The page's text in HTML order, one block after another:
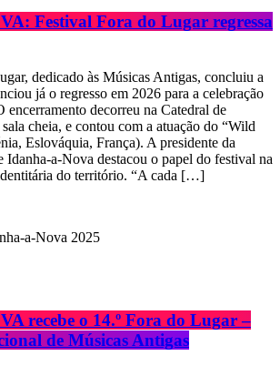
Festival Fora do Lugar regressa
dedicado às Músicas Antigas, concluiu a
já o regresso em 2026 para a celebração
encerramento decorreu na Catedral de
cheia, e contou com a atuação do “Wild
Eslováquia, França). A presidente da
Idanha-a-Nova destacou o papel do festival na
do território. “A cada […]
recebe o 14.º Fora do Lugar –
de Músicas Antigas